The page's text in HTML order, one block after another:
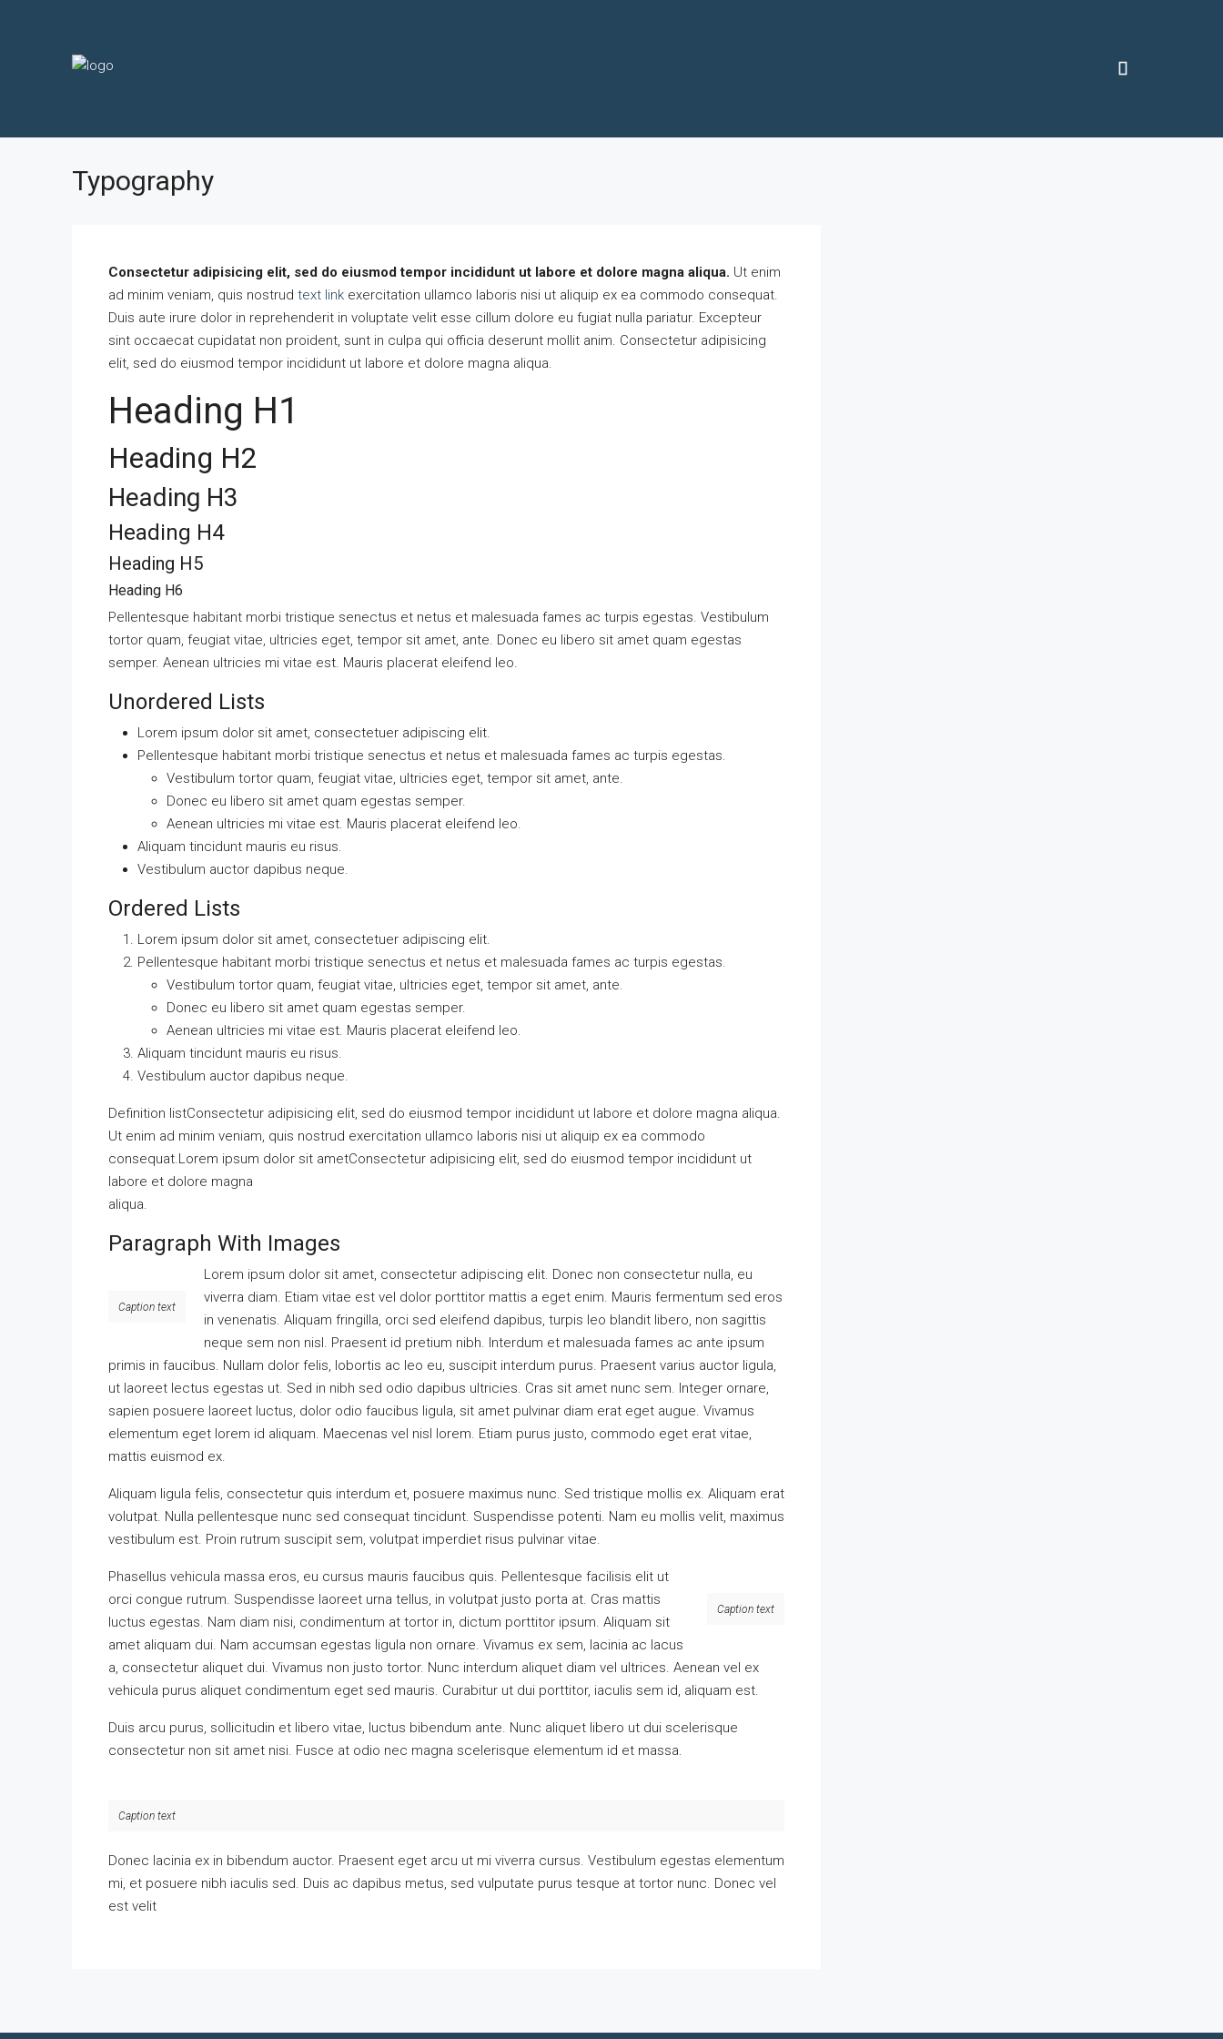
Typography
Consectetur adipisicing elit, sed do eiusmod tempor incididunt ut labore et dolore magna aliqua. Ut enim
ad minim veniam, quis nostrud text link exercitation ullamco laboris nisi ut aliquip ex ea commodo consequat.
Duis aute irure dolor in reprehenderit in voluptate velit esse cillum dolore eu fugiat nulla pariatur. Excepteur
sint occaecat cupidatat non proident, sunt in culpa qui officia deserunt mollit anim. Consectetur adipisicing
elit, sed do eiusmod tempor incididunt ut labore et dolore magna aliqua.
Heading H1
Heading H2
Heading H3
Heading H4
Heading H5
Heading H6
Pellentesque habitant morbi tristique senectus et netus et malesuada fames ac turpis egestas. Vestibulum
tortor quam, feugiat vitae, ultricies eget, tempor sit amet, ante. Donec eu libero sit amet quam egestas
semper. Aenean ultricies mi vitae est. Mauris placerat eleifend leo.
Unordered Lists
Lorem ipsum dolor sit amet, consectetuer adipiscing elit.
Pellentesque habitant morbi tristique senectus et netus et malesuada fames ac turpis egestas.
Vestibulum tortor quam, feugiat vitae, ultricies eget, tempor sit amet, ante.
Donec eu libero sit amet quam egestas semper.
Aenean ultricies mi vitae est. Mauris placerat eleifend leo.
Aliquam tincidunt mauris eu risus.
Vestibulum auctor dapibus neque.
Ordered Lists
Lorem ipsum dolor sit amet, consectetuer adipiscing elit.
Pellentesque habitant morbi tristique senectus et netus et malesuada fames ac turpis egestas.
Vestibulum tortor quam, feugiat vitae, ultricies eget, tempor sit amet, ante.
Donec eu libero sit amet quam egestas semper.
Aenean ultricies mi vitae est. Mauris placerat eleifend leo.
Aliquam tincidunt mauris eu risus.
Vestibulum auctor dapibus neque.
Definition listConsectetur adipisicing elit, sed do eiusmod tempor incididunt ut labore et dolore magna aliqua.
Ut enim ad minim veniam, quis nostrud exercitation ullamco laboris nisi ut aliquip ex ea commodo
consequat.Lorem ipsum dolor sit ametConsectetur adipisicing elit, sed do eiusmod tempor incididunt ut
labore et dolore magna
aliqua.
Paragraph With Images
Caption text
Lorem ipsum dolor sit amet, consectetur adipiscing elit. Donec non consectetur nulla, eu
viverra diam. Etiam vitae est vel dolor porttitor mattis a eget enim. Mauris fermentum sed eros
in venenatis. Aliquam fringilla, orci sed eleifend dapibus, turpis leo blandit libero, non sagittis
neque sem non nisl. Praesent id pretium nibh. Interdum et malesuada fames ac ante ipsum
primis in faucibus. Nullam dolor felis, lobortis ac leo eu, suscipit interdum purus. Praesent varius auctor ligula,
ut laoreet lectus egestas ut. Sed in nibh sed odio dapibus ultricies. Cras sit amet nunc sem. Integer ornare,
sapien posuere laoreet luctus, dolor odio faucibus ligula, sit amet pulvinar diam erat eget augue. Vivamus
elementum eget lorem id aliquam. Maecenas vel nisl lorem. Etiam purus justo, commodo eget erat vitae,
mattis euismod ex.
Aliquam ligula felis, consectetur quis interdum et, posuere maximus nunc. Sed tristique mollis ex. Aliquam erat
volutpat. Nulla pellentesque nunc sed consequat tincidunt. Suspendisse potenti. Nam eu mollis velit, maximus
vestibulum est. Proin rutrum suscipit sem, volutpat imperdiet risus pulvinar vitae.
Caption text
Phasellus vehicula massa eros, eu cursus mauris faucibus quis. Pellentesque facilisis elit ut
orci congue rutrum. Suspendisse laoreet urna tellus, in volutpat justo porta at. Cras mattis
luctus egestas. Nam diam nisi, condimentum at tortor in, dictum porttitor ipsum. Aliquam sit
amet aliquam dui. Nam accumsan egestas ligula non ornare. Vivamus ex sem, lacinia ac lacus
a, consectetur aliquet dui. Vivamus non justo tortor. Nunc interdum aliquet diam vel ultrices. Aenean vel ex
vehicula purus aliquet condimentum eget sed mauris. Curabitur ut dui porttitor, iaculis sem id, aliquam est.
Duis arcu purus, sollicitudin et libero vitae, luctus bibendum ante. Nunc aliquet libero ut dui scelerisque
consectetur non sit amet nisi. Fusce at odio nec magna scelerisque elementum id et massa.
Caption text
Donec lacinia ex in bibendum auctor. Praesent eget arcu ut mi viverra cursus. Vestibulum egestas elementum
mi, et posuere nibh iaculis sed. Duis ac dapibus metus, sed vulputate purus tesque at tortor nunc. Donec vel
est velit